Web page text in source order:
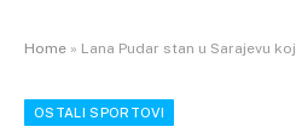
Home » Lana Pudar stan u Sarajevu koji je
OSTALI SPORTOVI